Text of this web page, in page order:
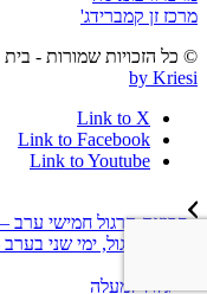
מרכז זן קמברידג'
© כל הזכויות שמורות -
by Kriesi
Link to X
Link to Facebook
Link to Youtube
קבוצת תרגול חמישי ערב
קבוצת תרגול, ימי שני
גלול למעלה